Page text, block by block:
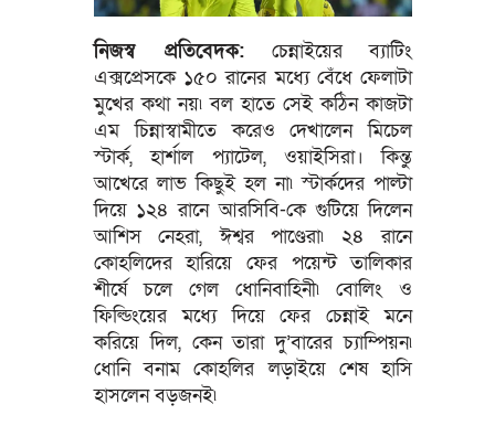
নিজস্ব প্রতিবেদক: চেন্নাইয়ের ব্যাটিং
এক্সপ্রেসকে ১৫০ রানের মধ্যে বেঁধে ফেলাটা
মুখের কথা নয়৷ বল হাতে সেই কঠিন কাজটা
এম চিন্নাস্বামীতে করেও দেখালেন মিচেল
স্টার্ক, হার্শাল প্যাটেল, ওয়াইসিরা। কিন্তু
আখেরে লাভ কিছুই হল না৷ স্টার্কদের পাল্টা
দিয়ে ১২৪ রানে আরসিবি-কে গুটিয়ে দিলেন
আশিস নেহরা, ঈশ্বর পাণ্ডেরা৷ ২৪ রানে
কোহলিদের হারিয়ে ফের পয়েন্ট তালিকার
শীর্ষে চলে গেল ধোনিবাহিনী৷ বোলিং ও
ফিল্ডিংয়ের মধ্যে দিয়ে ফের চেন্নাই মনে
করিয়ে দিল, কেন তারা দু’বারের চ্যাম্পিয়ন৷
ধোনি বনাম কোহলির লড়াইয়ে শেষ হাসি
হাসলেন বড়জনই৷